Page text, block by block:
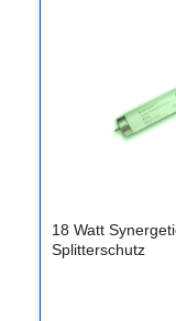
18 Watt
Splitterschutz